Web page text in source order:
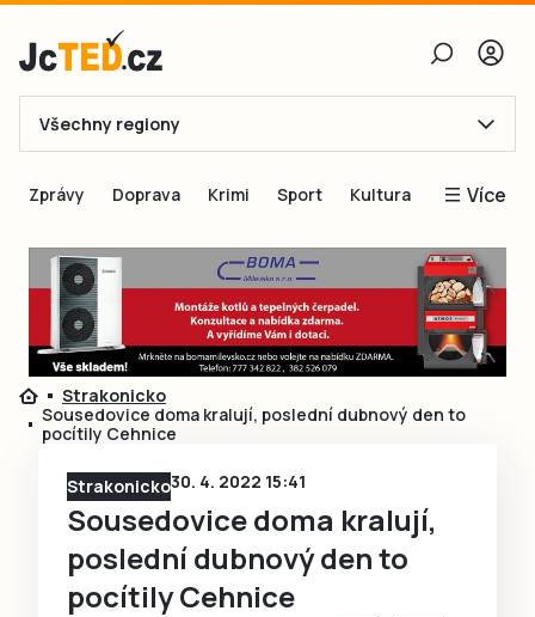
E-mail
Obnovit heslo
Přihlásit se
Přihlásit se přes Facebook
Všechny regiony
Zprávy Doprava Krimi Sport Kultura Více
Blogy
Inspirace
Čtenáři píší
Speciální přílohy
Strakonicko
Sousedovice doma kralují, poslední dubnový den to
pocítily Cehnice
Strakonicko30. 4. 2022 15:41
Sousedovice doma kralují,
poslední dubnový den to
pocítily Cehnice